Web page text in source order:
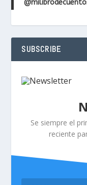
SUBSCRIBE
Se siempre el
reciente